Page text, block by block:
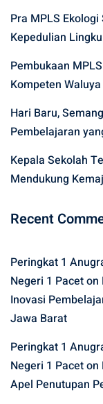
Pra MPLS
Kepedulian
Pembukaan
Kompeten
Hari Baru,
Pembelajaran
Kepala Sekolah
Mendukung
Recent
Peringkat 1
Negeri 1 Paceton
Inovasi
Jawa Barat
Peringkat 1
Negeri 1 Paceton
Apel Penutupan